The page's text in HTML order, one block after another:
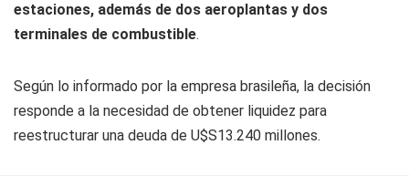
estaciones, además de dos aeroplantas y dos
terminales de combustible.
Según lo informado por la empresa brasileña, la decisión
responde a la necesidad de obtener liquidez para
reestructurar una deuda de U$S13.240 millones.